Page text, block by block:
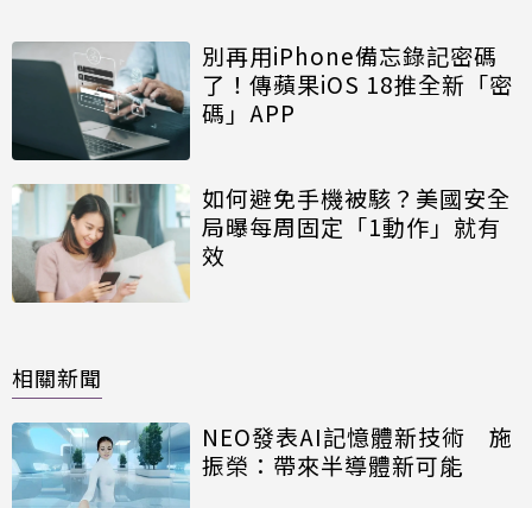
別再用iPhone備忘錄記密碼
了！傳蘋果iOS 18推全新「密
碼」APP
如何避免手機被駭？美國安全
局曝每周固定「1動作」就有
效
相關新聞
NEO發表AI記憶體新技術 施
振榮：帶來半導體新可能